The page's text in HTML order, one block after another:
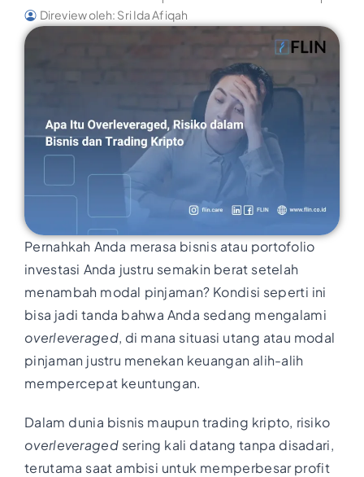
Direview oleh: Sri Ida Afiqah
Pernahkah Anda merasa bisnis atau portofolio
investasi Anda justru semakin berat setelah
menambah modal pinjaman? Kondisi seperti ini
bisa jadi tanda bahwa Anda sedang mengalami
overleveraged, di mana situasi utang atau modal
pinjaman justru menekan keuangan alih-alih
mempercepat keuntungan.
Dalam dunia bisnis maupun trading kripto, risiko
overleveragedsering kali datang tanpa disadari,
terutama saat ambisi untuk memperbesar profit